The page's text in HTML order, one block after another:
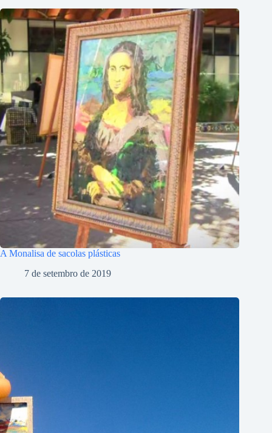
A Monalisa de sacolas plásticas
7 de setembro de 2019